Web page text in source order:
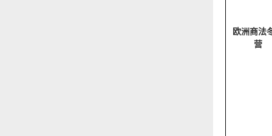
欧洲商法
营